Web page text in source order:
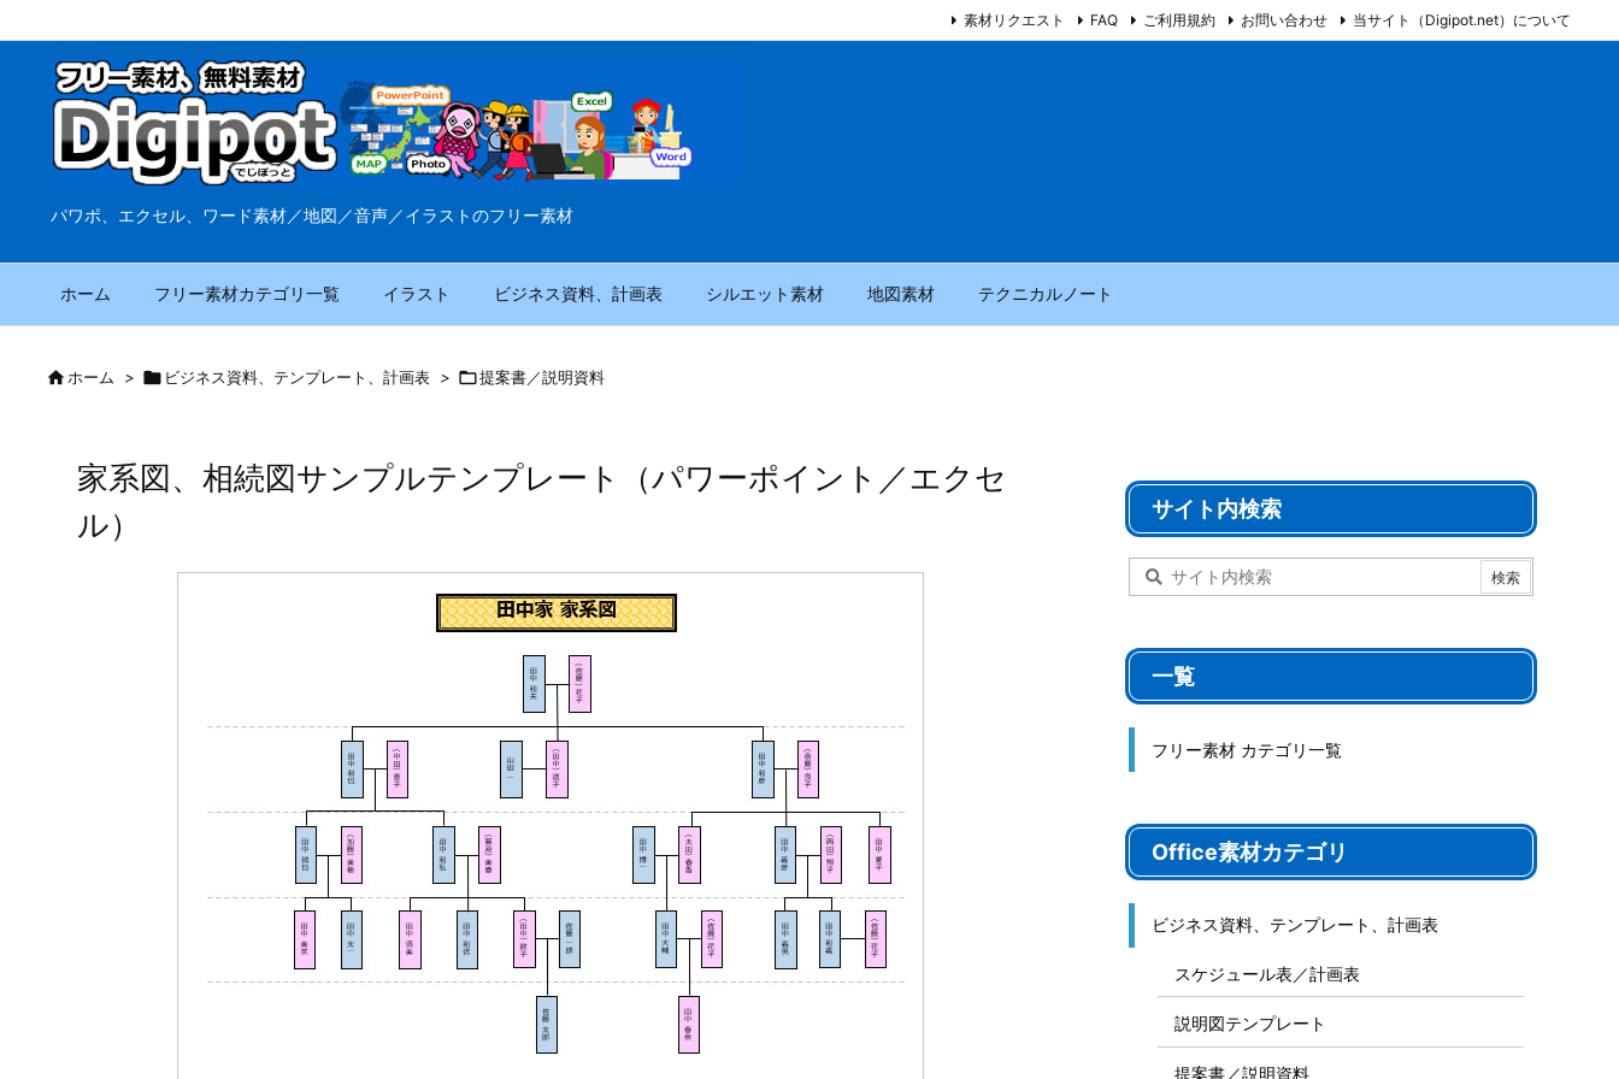
パワポ、エクセル、ワード素材／地図／音声／イラストのフリー素材
ホーム フリー素材カテゴリ一覧 イラスト ビジネス資料、計画表 シルエット素材 地図素材 テクニカルノート
素材リクエスト FAQ ご利用規約 お問い合わせ 当サイト（Digipot.net）について
ホーム >  ビジネス資料、テンプレート、計画表 > 提案書／説明資料
家系図、相続図サンプルテンプレート（パワーポイント／エクセ
ル）
サイト内検索
一覧
フリー素材 カテゴリ一覧
Office素材カテゴリ
ビジネス資料、テンプレート、計画表
スケジュール表／計画表
説明図テンプレート
提案書／説明資料